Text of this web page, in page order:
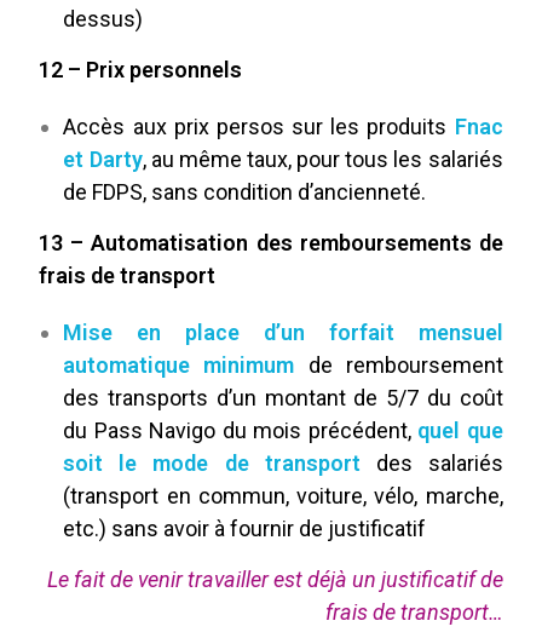
dessus)
12 – Prix personnels
Accès aux prix persos sur les produits Fnac
et Darty, au même taux, pour tous les salariés
de FDPS, sans condition d’ancienneté.
13 – Automatisation des remboursements de
frais de transport
Mise en place d’un forfait mensuel
automatique minimum
de remboursement
des transports d’un montant de 5/7 du coût
du Pass Navigo du mois précédent, quel que
soit le mode de transport des salariés
(transport en commun, voiture, vélo, marche,
etc.) sans avoir à fournir de justificatif
Le fait de venir travailler est déjà un justificatif de
frais de transport…